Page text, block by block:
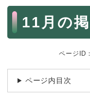
マイナンバー
税金
ごみ・リサイ
交通
本
文
11月の
ページID
ページ内目次